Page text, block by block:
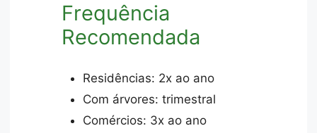
Frequência
Recomendada
Residências: 2x ao ano
Com árvores: trimestral
Comércios: 3x ao ano